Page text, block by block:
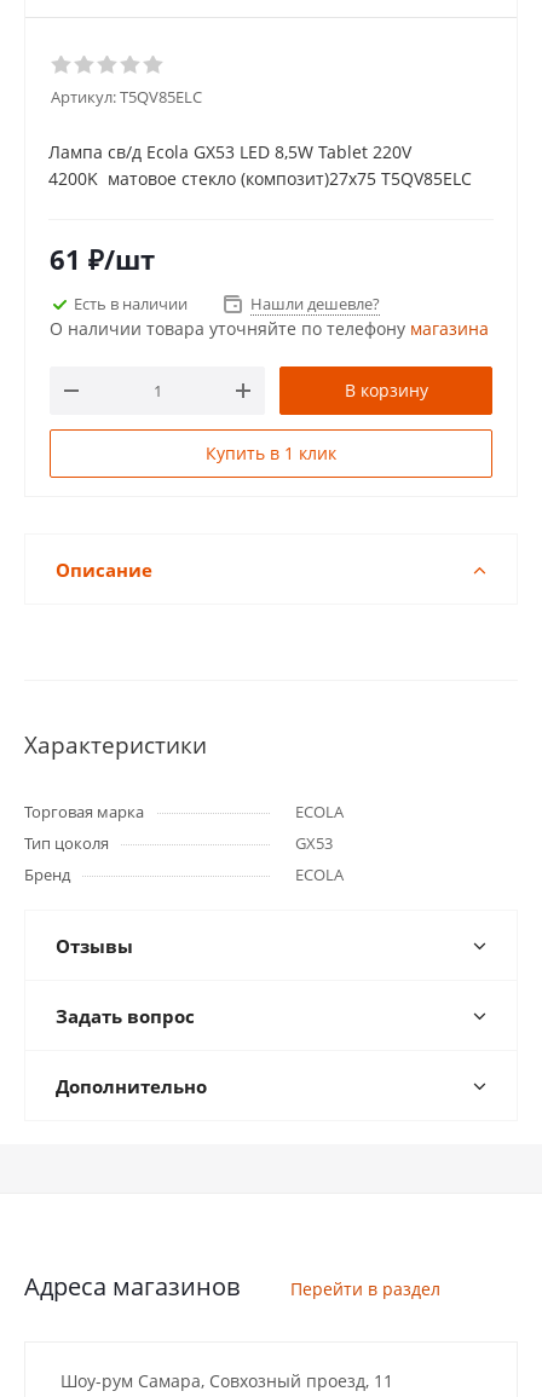
Артикул:T5QV85ELC
Лампа св/д Ecola GX53 LED 8,5W Tablet 220V
4200K матовое стекло (композит)27x75 T5QV85ELC
61 ₽/шт
Есть в наличии Нашли дешевле?
О наличии товара уточняйте по телефону магазина
В корзину
Купить в 1 клик
Описание
Характеристики
Торговая марка
ECOLA
Тип цоколя
GX53
Бренд
ECOLA
Отзывы
Задать вопрос
Дополнительно
Адреса магазинов Перейти в раздел
Шоу-рум Самара, Совхозный проезд, 11